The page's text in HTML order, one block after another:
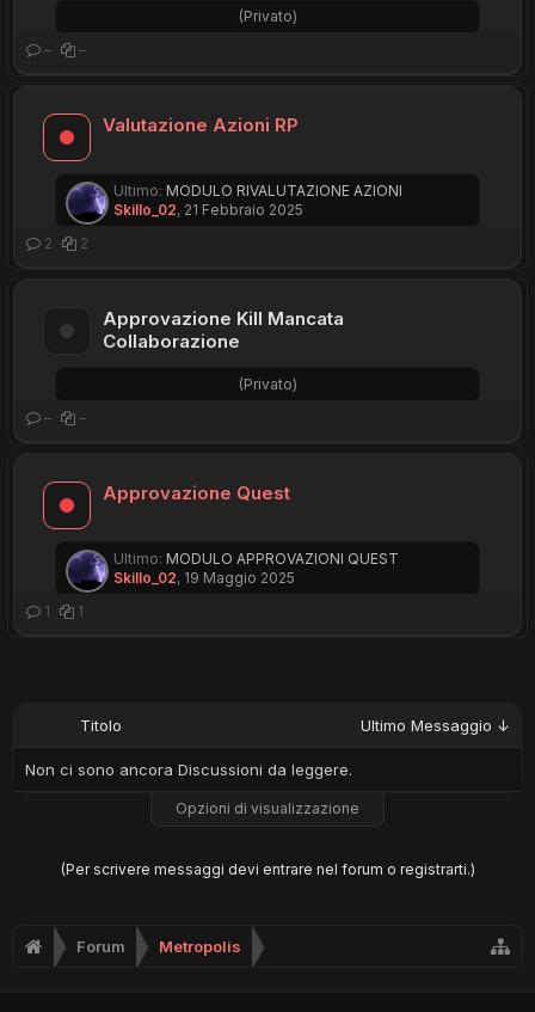
– –
(Privato)
Valutazione Azioni RP
2 2
Ultimo: MODULO RIVALUTAZIONE AZIONI
Skillo_02, 21 Febbraio 2025
Approvazione Kill Mancata
Collaborazione
– –
(Privato)
Approvazione Quest
1 1
Ultimo: MODULO APPROVAZIONI QUEST
Skillo_02, 19 Maggio 2025
Titolo Ultimo Messaggio ↓
Non ci sono ancora Discussioni da leggere.
Opzioni di visualizzazione
(Per scrivere messaggi devi entrare nel forum o registrarti.)
Forum Metropolis